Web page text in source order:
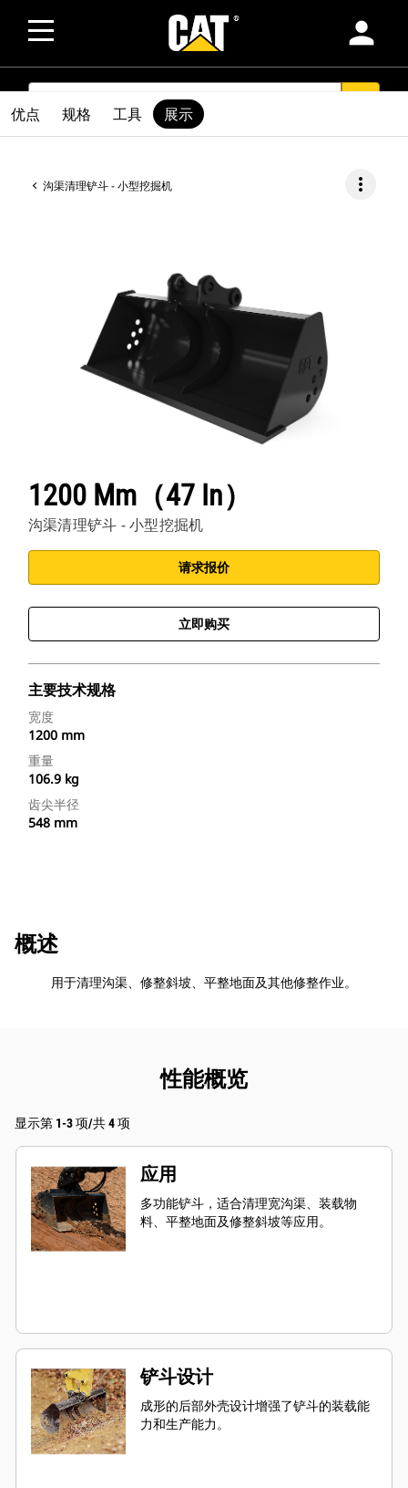
person
SEARCH
沟渠清理铲斗 - 小型挖掘机 more_vert
1200 Mm（47 In）
沟渠清理铲斗 - 小型挖掘机
请求报价
立即购买
主要技术规格
宽度
1200 mm
重量
106.9 kg
齿尖半径
548 mm
优点 规格 工具 展示
概述
用于清理沟渠、修整斜坡、平整地面及其他修整作业。
性能概览
显示第 1-3 项/共 4 项
应用
多功能铲斗，适合清理宽沟渠、装载物
料、平整地面及修整斜坡等应用。
铲斗设计
成形的后部外壳设计增强了铲斗的装载能
力和生产能力。